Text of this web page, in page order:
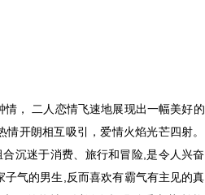
， 二人恋情飞速地展现出一幅美好的
开朗相互吸引，爱情火焰光芒四射。
沉迷于消费、旅行和冒险,是令人兴奋
气的男生,反而喜欢有霸气有主见的真